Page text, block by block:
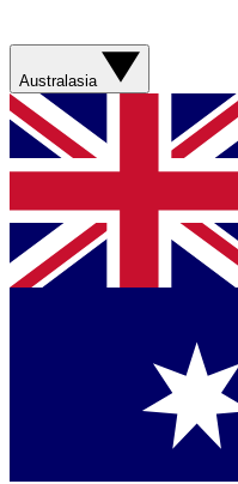
Australasia